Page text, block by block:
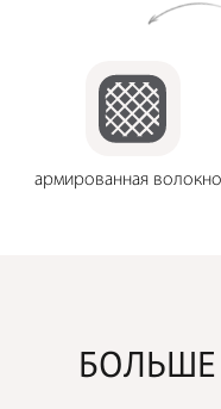
армированная
БОЛЬШЕ